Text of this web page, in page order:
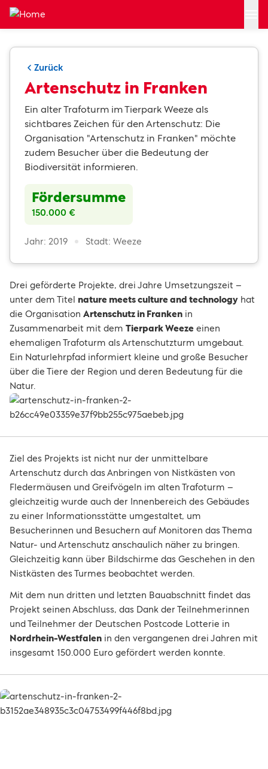
Zum Hauptinhalt springen
Zurück
Artenschutz in Franken
Ein alter Trafoturm im Tierpark Weeze als
sichtbares Zeichen für den Artenschutz: Die
Organisation "Artenschutz in Franken" möchte
zudem Besucher über die Bedeutung der
Biodiversität informieren.
Fördersumme
150.000 €
Jahr: 2019 Stadt: Weeze
Drei geförderte Projekte, drei Jahre Umsetzungszeit –
unter dem Titel nature meets culture and technology hat
die Organisation Artenschutz in Franken in
Zusammenarbeit mit dem Tierpark Weeze einen
ehemaligen Trafoturm als Artenschutzturm umgebaut.
Ein Naturlehrpfad informiert kleine und große Besucher
über die Tiere der Region und deren Bedeutung für die
Natur.
Ziel des Projekts ist nicht nur der unmittelbare
Artenschutz durch das Anbringen von Nistkästen von
Fledermäusen und Greifvögeln im alten Trafoturm –
gleichzeitig wurde auch der Innenbereich des Gebäudes
zu einer Informationsstätte umgestaltet, um
Besucherinnen und Besuchern auf Monitoren das Thema
Natur- und Artenschutz anschaulich näher zu bringen.
Gleichzeitig kann über Bildschirme das Geschehen in den
Nistkästen des Turmes beobachtet werden.
Mit dem nun dritten und letzten Bauabschnitt findet das
Projekt seinen Abschluss, das Dank der Teilnehmerinnen
und Teilnehmer der Deutschen Postcode Lotterie in
Nordrhein-Westfalen in den vergangenen drei Jahren mit
insgesamt 150.000 Euro gefördert werden konnte.